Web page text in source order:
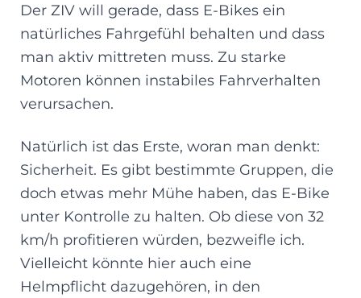
Der ZIV will gerade, dass E-Bikes ein
natürliches Fahrgefühl behalten und dass
man aktiv mittreten muss. Zu starke
Motoren können instabiles Fahrverhalten
verursachen.
Natürlich ist das Erste, woran man denkt:
Sicherheit. Es gibt bestimmte Gruppen, die
doch etwas mehr Mühe haben, das E-Bike
unter Kontrolle zu halten. Ob diese von 32
km/h profitieren würden, bezweifle ich.
Vielleicht könnte hier auch eine
Helmpflicht dazugehören, in den